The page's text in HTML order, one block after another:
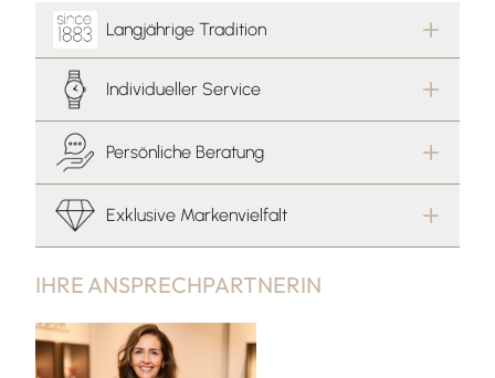
IHRE ANSPRECHPARTNERIN
Langjährige Tradition
Individueller Service
Persönliche Beratung
Exklusive Markenvielfalt